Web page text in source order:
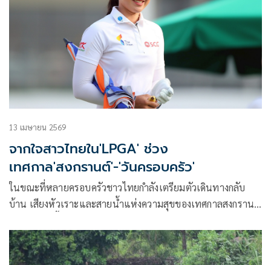
13 เมษายน 2569
จากใจสาวไทยใน'LPGA' ช่วง
เทศกาล'สงกรานต์'-'วันครอบครัว'
ในขณะที่หลายครอบครัวชาวไทยกำลังเตรียมตัวเดินทางกลับ
บ้าน เสียงหัวเราะและสายน้ำแห่งความสุขของเทศกาลสงกรานต์
เอ ทัวร์ ยังคงยืนอยู่ในสนามแข่งขัน ท่ามกลางแรงกดดันและ
ตารางแข่งขันที่แน่นขนัด โดยมีเพียง “คำอวยพร” และ “ความ